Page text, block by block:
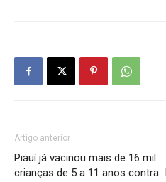
Artigo anterior
Piauí já vacinou mais de 16 mil
crianças de 5 a 11 anos contra